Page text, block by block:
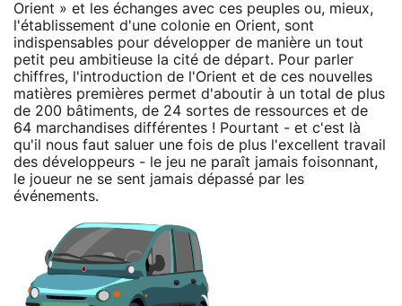
Orient » et les échanges avec ces peuples ou, mieux,
l'établissement d'une colonie en Orient, sont
indispensables pour développer de manière un tout
petit peu ambitieuse la cité de départ. Pour parler
chiffres, l'introduction de l'Orient et de ces nouvelles
matières premières permet d'aboutir à un total de plus
de 200 bâtiments, de 24 sortes de ressources et de
64 marchandises différentes ! Pourtant - et c'est là
qu'il nous faut saluer une fois de plus l'excellent travail
des développeurs - le jeu ne paraît jamais foisonnant,
le joueur ne se sent jamais dépassé par les
événements.